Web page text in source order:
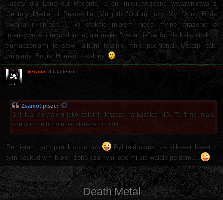
kasety dla Loud out Records, a oni mieli wczesne wydawnictwa z
Century Media ci Peaceville (Morgoth "Odium" czy My Dying Bride
dwójka i Thrash...). W efekcie miałem nieco mylne wrażenie o
intensywności tego albumu, ale mając "wsparcie" w formie książeczki z
tłumaczeniami tekstów- album totalnie mnie pochłonął. Ostatni taki
wulgarny. Bo już Human to salony.
Vexatus 3 lata temu
Zsamot pisze:
Spiritual dorwałem jako ostatni. Jeszcze na kasetce MG. Ta firma miała
specyficzne brzmienie, słabsze niż Takt.
Pamiętam tych pirackich lordów.
Był taki okres, że kilkaset kaset z
tym paskudnym biało i żółto-czarnym logo mi się walało po domu...
Death Metal